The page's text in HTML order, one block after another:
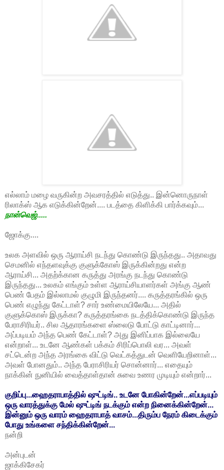
எல்லாம் மழை வருகின்ற அவசரத்தில் எடுத்து.. இன்னொருநாள்
ரிலாக்ஸ் ஆக எடுக்கின்றேன்.... படத்தை கிளிக்கி பார்க்கவும்...
நான்வெஜ்.....
ஜோக்கு....
உலக அளவில் ஒரு ஆராய்சி நடந்து கொண்டு இருந்தது.. அதாவது
செமனில் எந்தளவுக்கு குளுக்கோஸ் இருக்கின்றது என்ற
ஆராய்சி... அதற்க்கான கருத்து அரங்கு நடந்து கொண்டு
இருந்தது... உலகம் எங்கும் உள்ள ஆராய்சியாளர்கள் அங்கு ஆண்
பெண் பேதம் இல்லாமல் குழுமி இருந்தனர்.... கருத்தரங்கில் ஒரு
பெண் எழுந்து கேட்டாள்? சார் உண்மையிலேயே... அதில்
குளுக்கொஸ் இருக்கா? கருத்தரங்கை நடத்திக்கொண்டு இருந்த
பேராசிரியர்.. சில ஆதாரங்களை ஸ்லைடு போட்டு காட்டினார்...
அப்படியம் அந்த பெண் கேட்டாள்? அது இனிப்பாக இல்லையே
என்றாள்... உடனே ஆண்கள் பக்கம் சிரிப்பொலி வர... அவள்
சட்டென்ற அந்த அரங்கை விட்டு வெட்கத்துடன் வெளியேறினாள்...
அவள் போனதும்.. அந்த பேராசிரியர் சொன்னார்... எதையும்
நாக்கின் நுனியில் வைத்தாள்தான் சுவை உணர முடியும் என்றார்...
குறிப்பு...ஹைதராபாத்தில் ஷுட்டிங்.. உடனே போகின்றேன்...எப்படியும்
ஒரு வாரத்துக்கு மேல் ஷுட்டிங் நடக்கும் என்ற நினைக்கின்றேன்...
இன்னும் ஒரு வாரம் ஹைதராபாத் வாசம்...திரும்ப நேரம் கிடைக்கும்
போது உங்களை சந்திக்கின்றேன்...
நன்றி
அன்புடன்
ஜாக்கிசேகர்